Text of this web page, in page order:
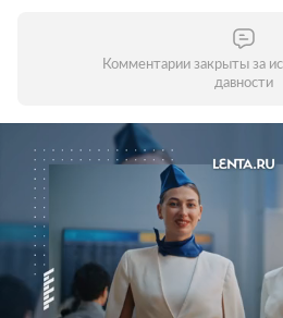
Комментарии закрыты за
давности